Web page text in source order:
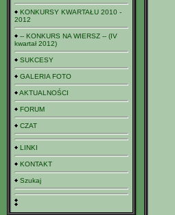
KONKURSY KWARTAŁU 2010 -
2012
-- KONKURS NA WIERSZ -- (IV
kwartał 2012)
SUKCESY
GALERIA FOTO
AKTUALNOŚCI
FORUM
CZAT
LINKI
KONTAKT
Szukaj